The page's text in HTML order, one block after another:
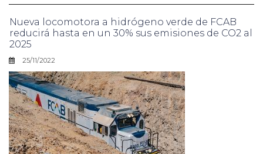
Nueva locomotora a hidrógeno verde de FCAB
reducirá hasta en un 30% sus emisiones de CO2 al
2025
25/11/2022